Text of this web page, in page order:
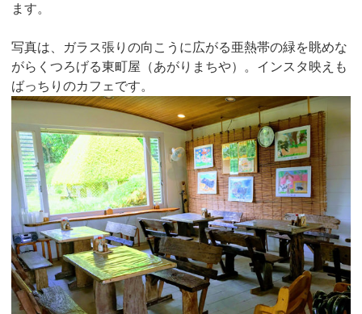
ます。
写真は、ガラス張りの向こうに広がる亜熱帯の緑を眺めな
がらくつろげる東町屋（あがりまちや）。インスタ映えも
ばっちりのカフェです。